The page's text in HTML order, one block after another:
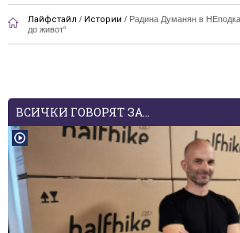
Лайфстайл / Истории / Радина Думанян в
до живот“
ВСИЧКИ ГОВОРЯТ ЗА...